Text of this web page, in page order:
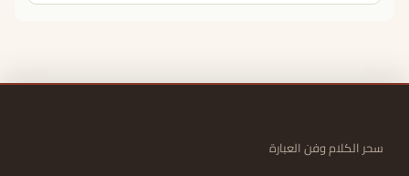
سحر الكلام وفن العبارة